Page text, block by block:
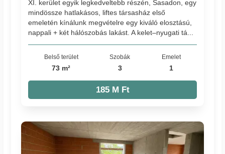
XI. kerület egyik legkedveltebb részén, Sasadon, egy
mindössze hatlakásos, liftes társasház első
emeletén kínálunk megvételre egy kiváló elosztású,
nappali + két hálószobás lakást. A kelet–nyugati tá...
Belső terület
73 m²
Szobák
3
Emelet
1
185 M Ft